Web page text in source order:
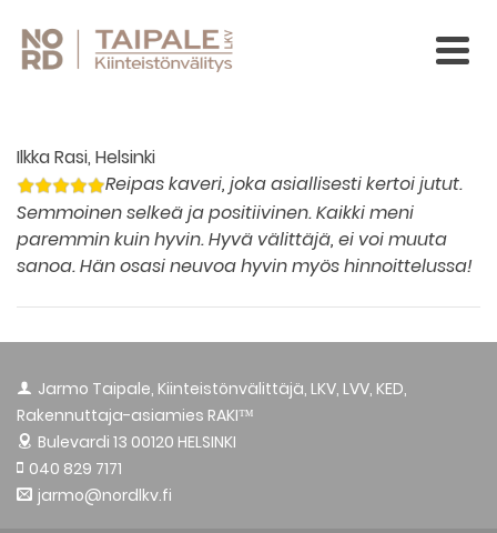
Ilkka Rasi, Helsinki
Reipas kaveri, joka asiallisesti kertoi jutut.
Semmoinen selkeä ja positiivinen. Kaikki meni
paremmin kuin hyvin. Hyvä välittäjä, ei voi muuta
sanoa. Hän osasi neuvoa hyvin myös hinnoittelussa!
Jarmo Taipale, Kiinteistönvälittäjä, LKV, LVV, KED,
Rakennuttaja-asiamies RAKI™
Bulevardi 13 00120 HELSINKI
040 829 7171
jarmo@nordlkv.fi